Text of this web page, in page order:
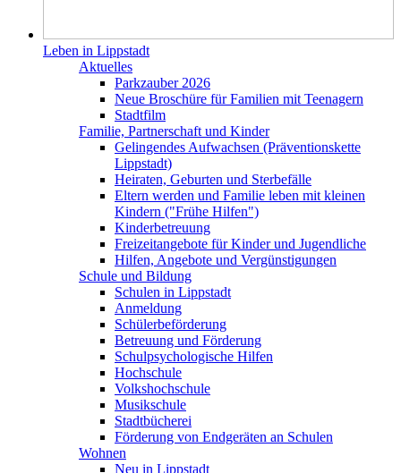
Leben in Lippstadt
Aktuelles
Parkzauber 2026
Neue Broschüre für Familien mit Teenagern
Stadtfilm
Familie, Partnerschaft und Kinder
Gelingendes Aufwachsen (Präventionskette
Lippstadt)
Heiraten, Geburten und Sterbefälle
Eltern werden und Familie leben mit kleinen
Kindern ("Frühe Hilfen")
Kinderbetreuung
Freizeitangebote für Kinder und Jugendliche
Hilfen, Angebote und Vergünstigungen
Schule und Bildung
Schulen in Lippstadt
Anmeldung
Schülerbeförderung
Betreuung und Förderung
Schulpsychologische Hilfen
Hochschule
Volkshochschule
Musikschule
Stadtbücherei
Förderung von Endgeräten an Schulen
Wohnen
Neu in Lippstadt